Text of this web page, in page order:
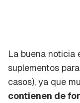
La buena noticia
suplementos
casos), ya que
contienen de